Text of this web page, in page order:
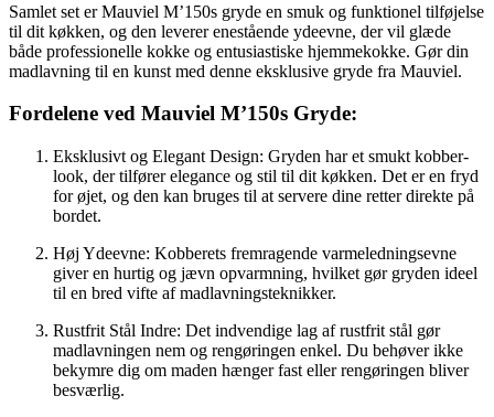
Samlet set er Mauviel M’150s gryde en smuk og funktionel tilføjelse
til dit køkken, og den leverer enestående ydeevne, der vil glæde
både professionelle kokke og entusiastiske hjemmekokke. Gør din
madlavning til en kunst med denne eksklusive gryde fra Mauviel.
Fordelene ved Mauviel M’150s Gryde:
Eksklusivt og Elegant Design: Gryden har et smukt kobber-
look, der tilfører elegance og stil til dit køkken. Det er en fryd
for øjet, og den kan bruges til at servere dine retter direkte på
bordet.
Høj Ydeevne: Kobberets fremragende varmeledningsevne
giver en hurtig og jævn opvarmning, hvilket gør gryden ideel
til en bred vifte af madlavningsteknikker.
Rustfrit Stål Indre: Det indvendige lag af rustfrit stål gør
madlavningen nem og rengøringen enkel. Du behøver ikke
bekymre dig om maden hænger fast eller rengøringen bliver
besværlig.